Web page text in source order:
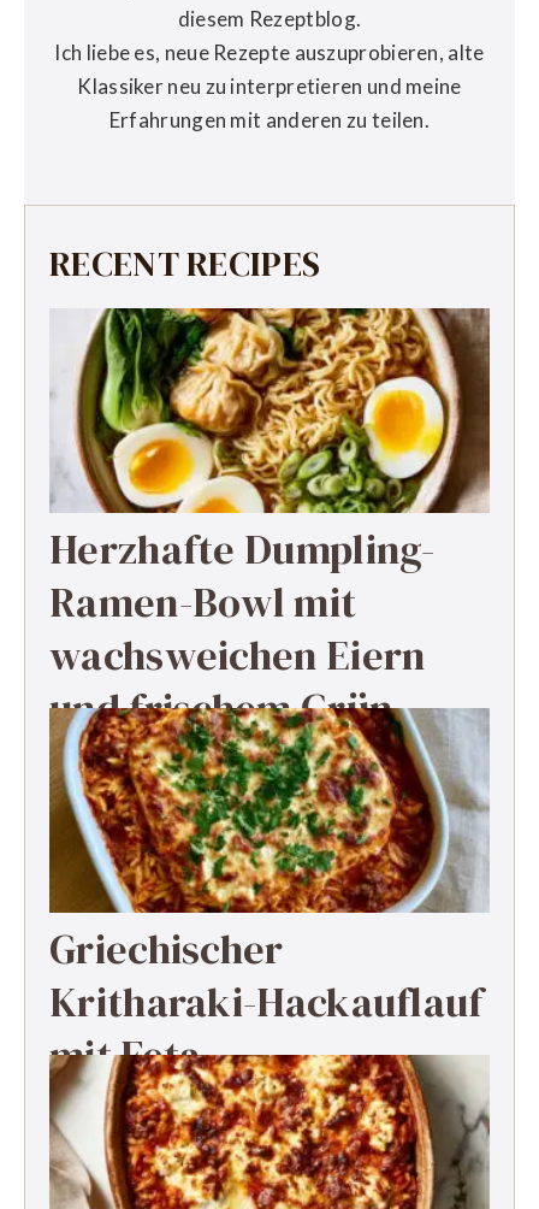
diesem Rezeptblog.
Ich liebe es, neue Rezepte auszuprobieren, alte
Klassiker neu zu interpretieren und meine
Erfahrungen mit anderen zu teilen.
RECENT RECIPES
Herzhafte Dumpling-
Ramen-Bowl mit
wachsweichen Eiern
und frischem Grün
Griechischer
Kritharaki-Hackauflauf
mit Feta